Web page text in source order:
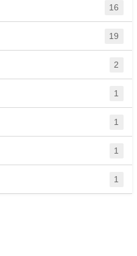
16
19
2
1
1
1
1